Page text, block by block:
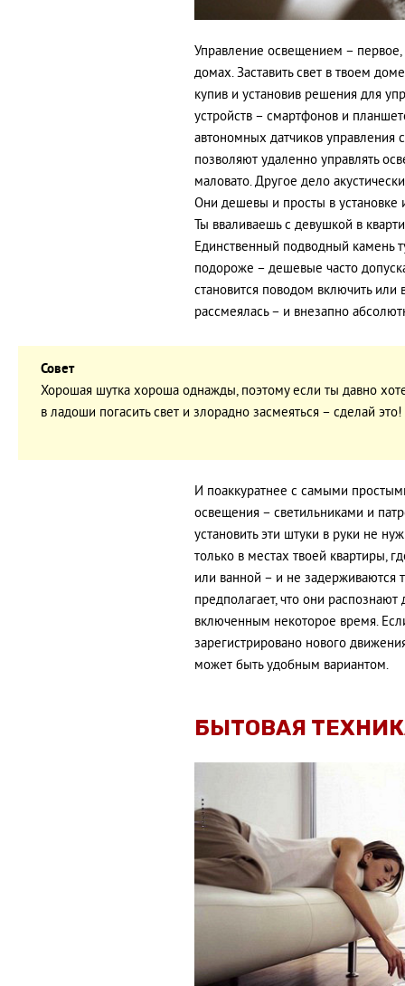
Управление освещением –
домах. Заставить свет в твоем
купив и установив решения для
устройств – смартфонов и
автономных датчиков
позволяют удаленно управлять
маловато. Другое дело
Они дешевы и просты в установке
Ты вваливаешь с девушкой в
Единственный подводный камень
подороже – дешевые часто
становится поводом включить или
рассмеялась – и внезапно
Совет
Хорошая шутка хороша однажды, поэтому если ты давно
в ладоши погасить свет и злорадно засмеяться – сделай
И поаккуратнее с самыми
освещения – светильниками и
установить эти штуки в руки не
только в местах твоей квартиры,
или ванной – и не задерживаются
предполагает, что они
включенным некоторое время.
зарегистрировано нового
может быть удобным вариантом.
БЫТОВАЯ